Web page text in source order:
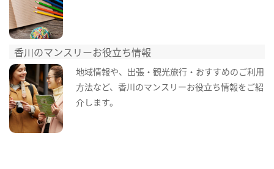
香川のマンスリーお役立ち情報
地域情報や、出張・観光旅行・おすすめのご利用
方法など、香川のマンスリーお役立ち情報をご紹
介します。